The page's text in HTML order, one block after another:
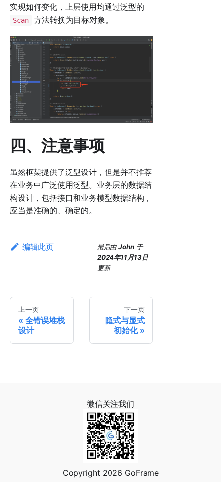
实现如何变化，上层使用均通过泛型的
Scan 方法转换为目标对象。
四、注意事项
虽然框架提供了泛型设计，但是并不推荐
在业务中广泛使用泛型。业务层的数据结
构设计，包括接口和业务模型数据结构，
应当是准确的、确定的。
编辑此页 最后由John 于
2024年11月13日
更新
上一页
全错误堆栈
设计
下一页
隐式与显式
初始化
微信关注我们
Copyright 2026 GoFrame